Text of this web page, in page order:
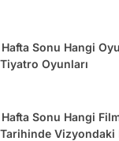
Sonu Hangi
Oyunları
Sonu Hangi
Vizyondaki